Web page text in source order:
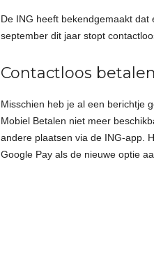
De ING heeft bekendgemaakt
september dit jaar stopt
Contactloos betalen
Misschien heb je al een berichtje
Mobiel Betalen niet meer
andere plaatsen via de ING-app.
Google Pay als de nieuwe optie